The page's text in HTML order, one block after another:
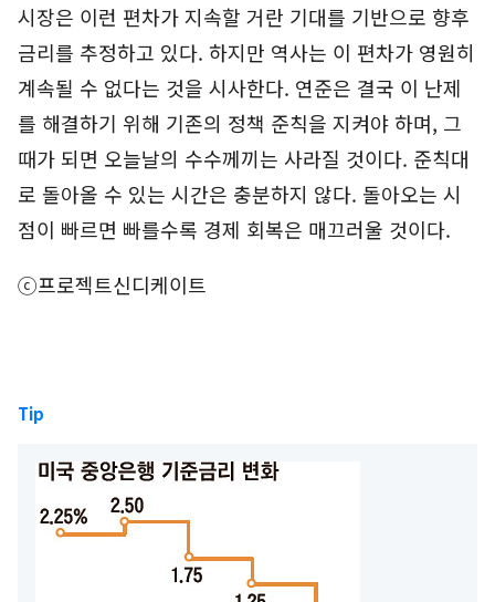
시장은 이런 편차가 지속할 거란 기대를 기반으로 향후
금리를 추정하고 있다. 하지만 역사는 이 편차가 영원히
계속될 수 없다는 것을 시사한다. 연준은 결국 이 난제
를 해결하기 위해 기존의 정책 준칙을 지켜야 하며, 그
때가 되면 오늘날의 수수께끼는 사라질 것이다. 준칙대
로 돌아올 수 있는 시간은 충분하지 않다. 돌아오는 시
점이 빠르면 빠를수록 경제 회복은 매끄러울 것이다.
ⓒ프로젝트신디케이트
Tip